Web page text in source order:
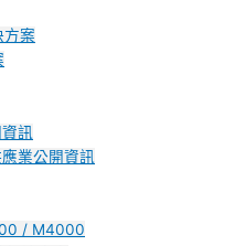
方案
訊
業公開資訊
/ M4000